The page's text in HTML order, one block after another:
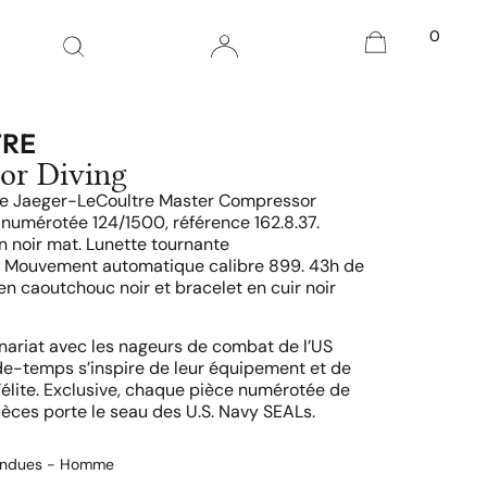
0
Diving
Jaeger-LeCoultre Master Compressor
124/1500, référence 162.8.37.
noir mat. Lunette tournante
automatique calibre 899. 43h de
caoutchouc noir et bracelet en cuir noir
avec les nageurs de combat de l’US
temps s’inspire de leur équipement et de
Exclusive, chaque pièce numérotée de
porte le seau des U.S. Navy SEALs.
- Homme